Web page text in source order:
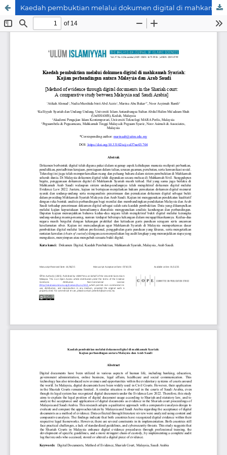
Kaedah pembuktian melalui dokumen digital di mahkamah Syariah: Kajian perbandingan antara Malaysia dan Arab Saudi